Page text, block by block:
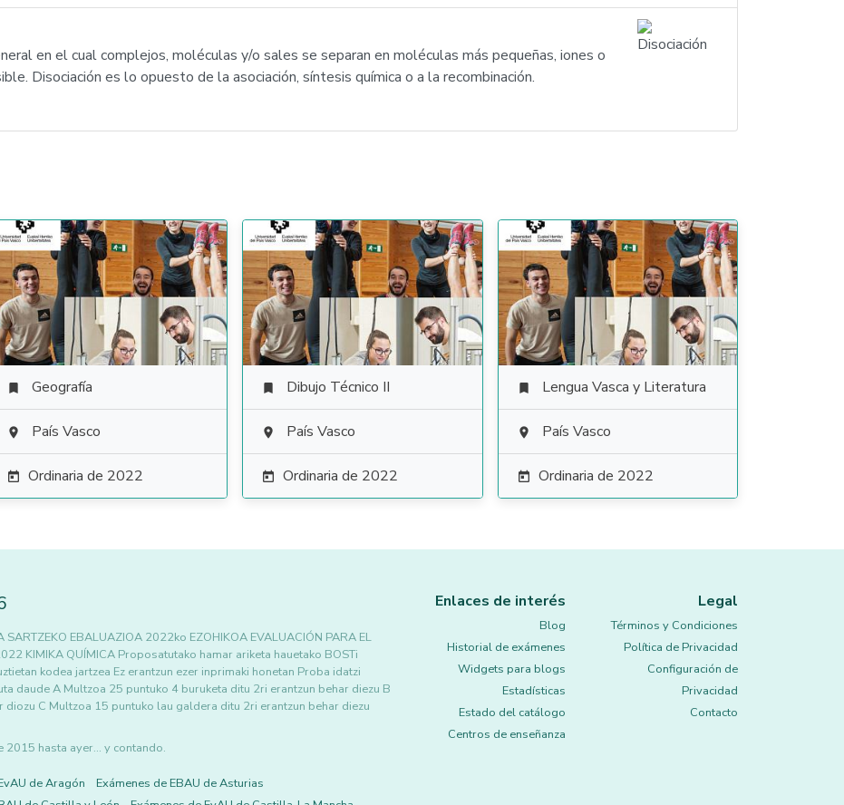
en el cual complejos, moléculas y/o sales se separan en moléculas más pequeñas, iones o
Disociación es lo opuesto de la asociación, síntesis química o a la recombinación.
 Geografía
 País Vasco
 Ordinaria de 2022
 Dibujo Técnico II
 País Vasco
 Ordinaria de 2022
 Lengua Vasca y Literatura
 País Vasco
 Ordinaria de 2022
EBALUAZIOA 2022ko EZOHIKOA EVALUACIÓN PARA EL
KIMIKA QUÍMICA Proposatutako hamar ariketa hauetako BOSTi
kodea jartzea Ez erantzun ezer inprimaki honetan Proba idatzi
daude A Multzoa 25 puntuko 4 buruketa ditu 2ri erantzun behar diezu B
C Multzoa 15 puntuko lau galdera ditu 2ri erantzun behar diezu
hasta ayer... y contando.
de Aragón
Exámenes de EBAU de Asturias
Enlaces de interés
Blog
Historial de exámenes
Widgets para blogs
Estadísticas
Estado del catálogo
Centros de enseñanza
Legal
Términos y Condiciones
Política de Privacidad
Configuración de
Privacidad
Contacto